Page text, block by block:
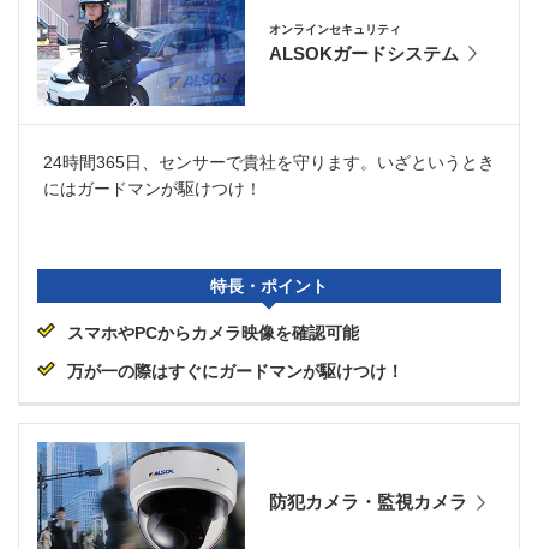
オンラインセキュリティ
ALSOKガードシステム
24時間365日、センサーで貴社を守ります。いざというとき
にはガードマンが駆けつけ！
特長・ポイント
スマホやPCからカメラ映像を確認可能
万が一の際はすぐにガードマンが駆けつけ！
防犯カメラ・監視カメラ